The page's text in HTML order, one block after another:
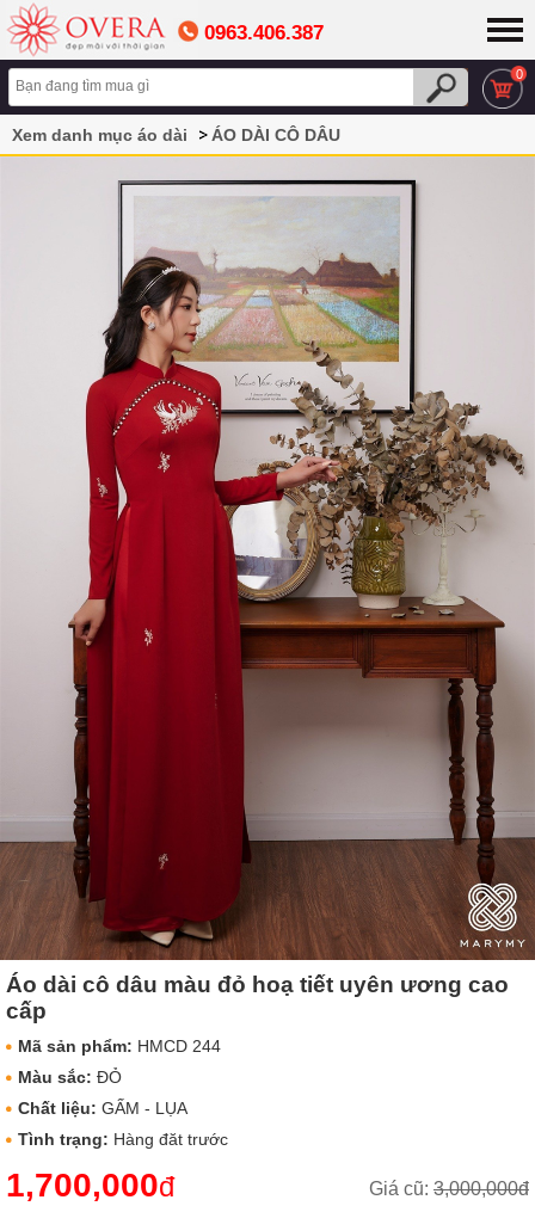
0963.406.387
0
Xem danh mục áo dài
ÁO DÀI CÔ DÂU
Áo dài cô dâu màu đỏ hoạ tiết uyên ương cao
cấp
Mã sản phẩm: HMCD 244
Màu sắc: ĐỎ
Chất liệu: GẤM - LỤA
Tình trạng: Hàng đăt trước
Giá cũ: 3,000,000đ
1,700,000đ